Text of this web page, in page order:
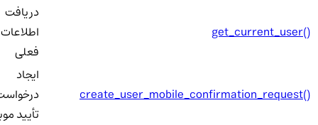
get_current_user()
دریافت
اطلاعات
فعلی
create_user_mobile_confirmation_request()
ایجاد
درخواست
تأیید